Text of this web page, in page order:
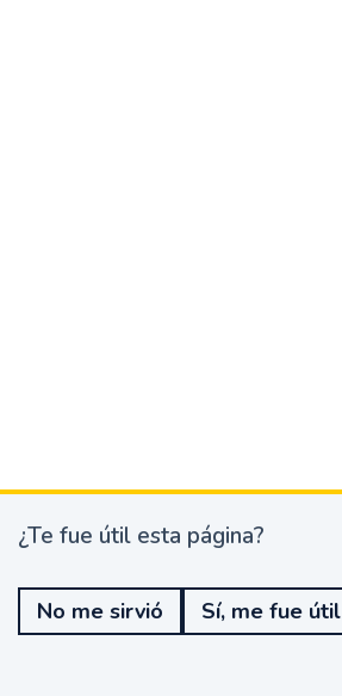
¿
e
u
¿Te fue útil esta página?
No me sirvió Sí, me fue útil